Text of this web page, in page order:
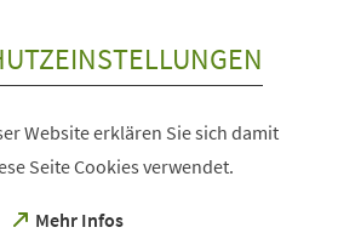
Website erklären Sie sich damit
Seite Cookies verwendet.
Mehr Infos
(Öffnet